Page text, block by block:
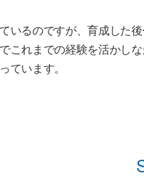
いるのですが、育成した
これまでの経験を活かし
ています。